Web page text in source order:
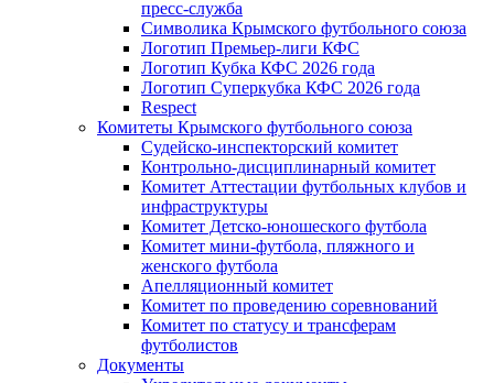
пресс-служба
Символика Крымского футбольного союза
Логотип Премьер-лиги КФС
Логотип Кубка КФС 2026 года
Логотип Суперкубка КФС 2026 года
Respect
Комитеты Крымского футбольного союза
Судейско-инспекторский комитет
Контрольно-дисциплинарный комитет
Комитет Аттестации футбольных клубов и
инфраструктуры
Комитет Детско-юношеского футбола
Комитет мини-футбола, пляжного и
женского футбола
Апелляционный комитет
Комитет по проведению соревнований
Комитет по статусу и трансферам
футболистов
Документы